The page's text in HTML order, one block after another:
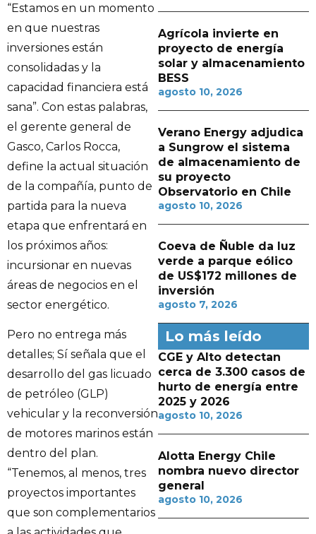
“Estamos en un momento
en que nuestras
inversiones están
consolidadas y la
capacidad financiera está
sana”. Con estas palabras,
el gerente general de
Gasco, Carlos Rocca,
define la actual situación
de la compañía, punto de
partida para la nueva
etapa que enfrentará en
los próximos años:
incursionar en nuevas
áreas de negocios en el
sector energético.
Pero no entrega más
detalles; Sí señala que el
desarrollo del gas licuado
de petróleo (GLP)
vehicular y la reconversión
de motores marinos están
dentro del plan.
“Tenemos, al menos, tres
proyectos importantes
que son complementarios
Agrícola invierte en
proyecto de energía
solar y almacenamiento
BESS
agosto 10, 2026
Verano Energy adjudica
a Sungrow el sistema
de almacenamiento de
su proyecto
Observatorio en Chile
agosto 10, 2026
Coeva de Ñuble da luz
verde a parque eólico
de US$172 millones de
inversión
agosto 7, 2026
Lo más leído
CGE y Alto detectan
cerca de 3.300 casos de
hurto de energía entre
2025 y 2026
agosto 10, 2026
Alotta Energy Chile
nombra nuevo director
general
agosto 10, 2026